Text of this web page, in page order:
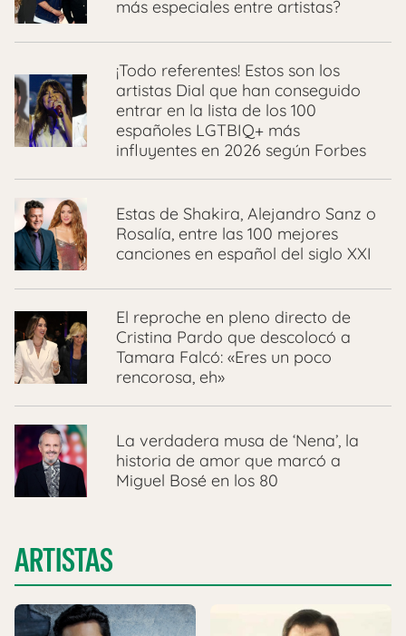
más especiales entre artistas?
¡Todo referentes! Estos son los
artistas Dial que han conseguido
entrar en la lista de los 100
españoles LGTBIQ+ más
influyentes en 2026 según Forbes
Estas de Shakira, Alejandro Sanz o
Rosalía, entre las 100 mejores
canciones en español del siglo XXI
El reproche en pleno directo de
Cristina Pardo que descolocó a
Tamara Falcó: «Eres un poco
rencorosa, eh»
La verdadera musa de ‘Nena’, la
historia de amor que marcó a
Miguel Bosé en los 80
ARTISTAS